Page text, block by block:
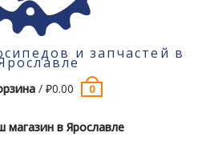
и запчастей в
/₽0.00 0
магазин в Ярославле